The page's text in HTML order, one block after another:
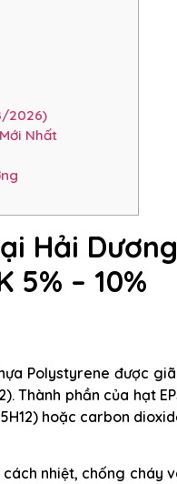
2026)
Nhất
Hải Dương
– 10%
Polystyrene được
Thành phần của hạt
hoặc carbon
nhiệt, chống cháy